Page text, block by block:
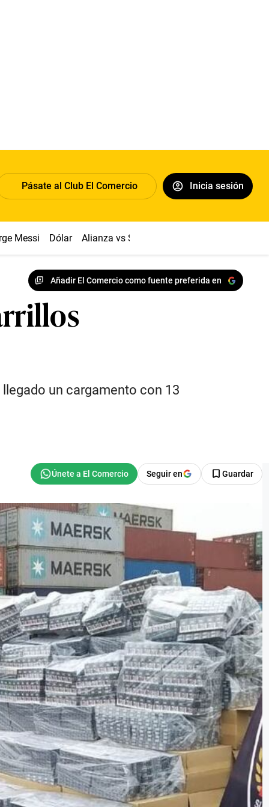
Pásate al Club El Comercio Inicia sesión
Messi Dólar Alianza vs Sport Boys
Añadir El Comercio como fuente preferida en
un cargamento con 13
Seguir en Guardar